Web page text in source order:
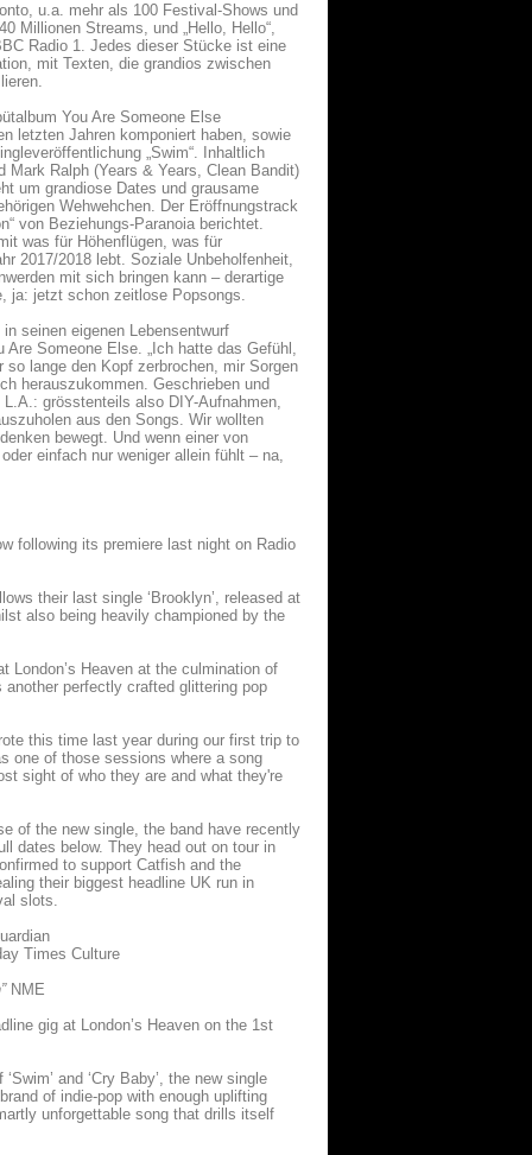
u.a. mehr als 100 Festival-Shows und
Millionen Streams, und „Hello, Hello“,
Radio 1. Jedes dieser Stücke ist eine
mit Texten, die grandios zwischen
You Are Someone Else
letzten Jahren komponiert haben, sowie
„Swim“. Inhaltlich
Ralph (Years & Years, Clean Bandit)
um grandiose Dates und grausame
Wehwehchen. Der Eröffnungstrack
von Beziehungs-Paranoia berichtet.
was für Höhenflügen, was für
2017/2018 lebt. Soziale Unbeholfenheit,
mit sich bringen kann – derartige
ja: jetzt schon zeitlose Popsongs.
seinen eigenen Lebensentwurf
Someone Else. „Ich hatte das Gefühl,
lange den Kopf zerbrochen, mir Sorgen
herauszukommen. Geschrieben und
grösstenteils also DIY-Aufnahmen,
aus den Songs. Wir wollten
bewegt. Und wenn einer von
einfach nur weniger allein fühlt – na,
following its premiere last night on Radio
their last single ‘Brooklyn’, released at
also being heavily championed by the
London’s Heaven at the culmination of
another perfectly crafted glittering pop
this time last year during our first trip to
one of those sessions where a song
sight of who they are and what they're
of the new single, the band have recently
dates below. They head out on tour in
to support Catfish and the
their biggest headline UK run in
slots.
Times Culture
NME
gig at London’s Heaven on the 1st
and ‘Cry Baby’, the new single
of indie-pop with enough uplifting
unforgettable song that drills itself